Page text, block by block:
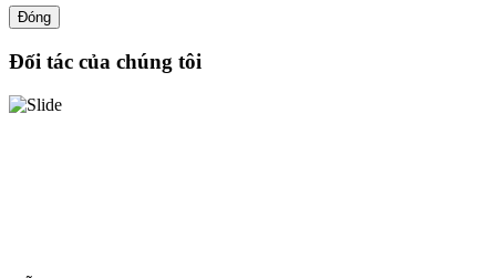
Đóng
Đối tác của chúng tôi